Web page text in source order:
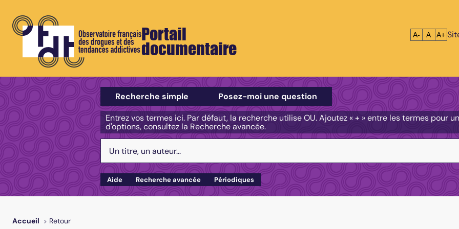
Portail
documentaire
Réduire le
A- A A+
Sélectionner un type de recherche
Recherche simple
Posez-moi une question
Entrez vos termes ici. Par défaut, la recherche utilise OU. Ajoutez « + » entre les termes pour
d'options, consultez la Recherche avancée.
Aide Recherche avancée Périodiques
Accueil Retour